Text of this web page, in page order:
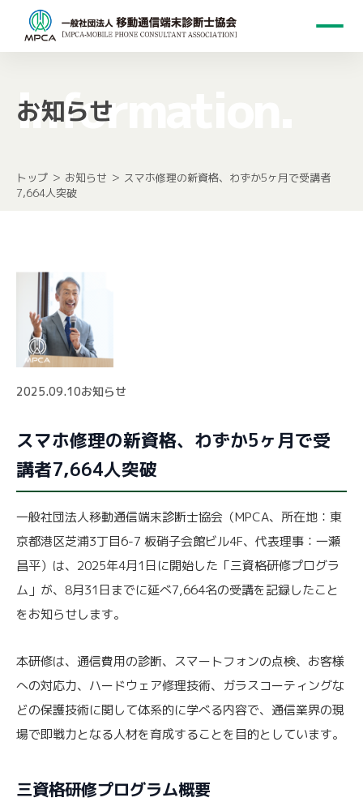
Information.
お知らせ
トップ ＞ お知らせ ＞ スマホ修理の新資格、わずか5ヶ月で受講者
7,664人突破
2025.09.10お知らせ
スマホ修理の新資格、わずか5ヶ月で受
講者7,664人突破
一般社団法人移動通信端末診断士協会（MPCA、所在地：東
京都港区芝浦3丁目6‑7 板硝子会館ビル4F、代表理事：一瀬
昌平）は、2025年4月1日に開始した「三資格研修プログラ
ム」が、8月31日までに延べ7,664名の受講を記録したこと
をお知らせします。
本研修は、通信費用の診断、スマートフォンの点検、お客様
への対応力、ハードウェア修理技術、ガラスコーティングな
どの保護技術に関して体系的に学べる内容で、通信業界の現
場で即戦力となる人材を育成することを目的としています。
三資格研修プログラム概要